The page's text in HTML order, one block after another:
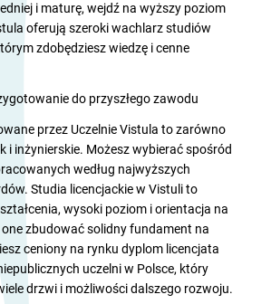
i maturę, wejdź na wyższy poziom
oferują szeroki wachlarz studiów
zdobędziesz wiedzę i cenne
do przyszłego zawodu
przez Uczelnie Vistula to zarówno
i inżynierskie. Możesz wybierać spośród
według najwyższych
Studia licencjackie w Vistuli to
wysoki poziom i orientacja na
zbudować solidny fundament na
ceniony na rynku dyplom licencjata
uczelni w Polsce, który
drzwi i możliwości dalszego rozwoju.